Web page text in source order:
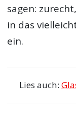
sagen:
in das
ein.
Lies auch: